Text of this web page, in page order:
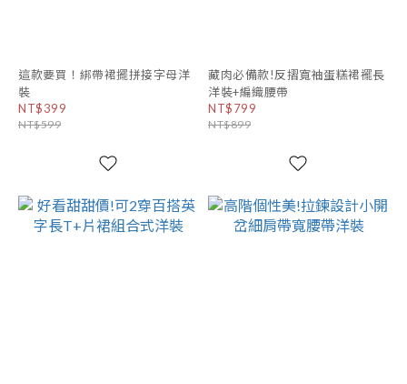
這款要買！綁帶裙擺拼接字母洋
裝
NT$399
NT$599
藏肉必備款!反摺寬袖蛋糕裙襬長
洋裝+編織腰帶
NT$799
NT$899